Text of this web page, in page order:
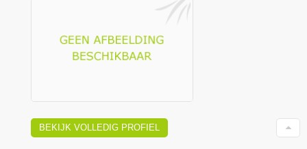
BEKIJK VOLLEDIG PROFIEL